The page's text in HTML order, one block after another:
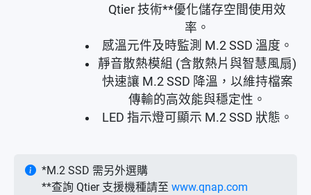
Qtier 技術**優化儲存空間使用效
率。
感溫元件及時監測 M.2 SSD 溫度。
靜音散熱模組 (含散熱片與智慧風扇)
快速讓 M.2 SSD 降溫，以維持檔案
傳輸的高效能與穩定性。
LED 指示燈可顯示 M.2 SSD 狀態。
*M.2 SSD 需另外選購
**查詢 Qtier 支援機種請至 www.qnap.com